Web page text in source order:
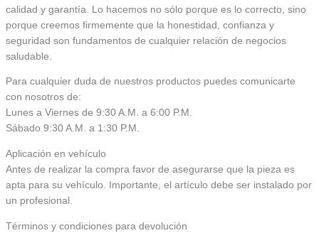
calidad y garantía. Lo hacemos no sólo porque es lo correcto, sino
porque creemos firmemente que la honestidad, confianza y
seguridad son fundamentos de cualquier relación de negocios
saludable.
Para cualquier duda de nuestros productos puedes comunicarte
con nosotros de:
Lunes a Viernes de 9:30 A.M. a 6:00 P.M.
Sábado 9:30 A.M. a 1:30 P.M.
Aplicación en vehículo
Antes de realizar la compra favor de asegurarse que la pieza es
apta para su vehículo. Importante, el artículo debe ser instalado por
un profesional.
Términos y condiciones para devolución